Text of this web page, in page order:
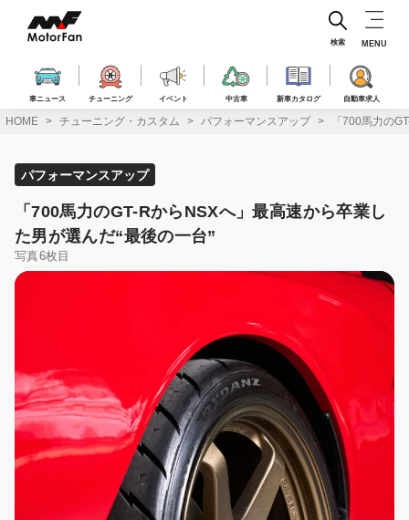
ス
車ニュース チューニング イベント 中古車 新車カタログ 自動車求人
検索 MENU
HOME チューニング・カスタム パフォーマンスアップ 「700馬力の
パフォーマンスアップ
「700馬力のGT-RからNSXへ」最高速から卒業し
た男が選んだ“最後の一台”
写真6枚目